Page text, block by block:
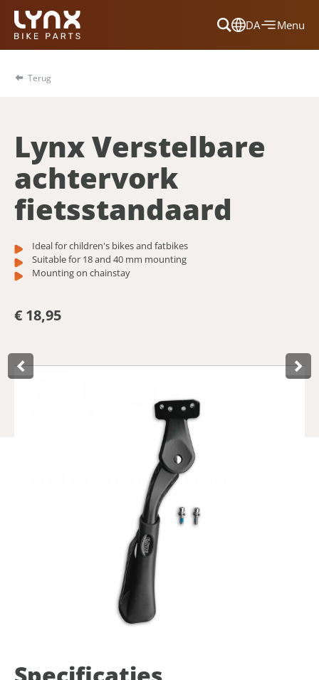
DA
Dansk
Nederlands
Menu
Terug
Lynx Verstelbare
achtervork
fietsstandaard
Ideal for children's bikes and fatbikes
Suitable for 18 and 40 mm mounting
Mounting on chainstay
€ 18,95
Product­omschrijving
Lynx's powerful black aluminium rear stand should be
mounted on the chainstay. Thanks to its adjustability, this
rear fork stand is suitable for bikes from 16 to 24 inches,
such as children's bikes and fatbikes. The mounting plate is
equipped with four screw holes, making it ideal for
standard mounting sizes 18 and 40 millimetres. The base
on this bike stand is extra large so that even heavier two-
wheelers stand securely. It comes standard with a set of